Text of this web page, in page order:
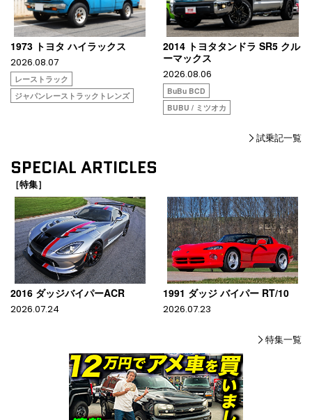
1973 トヨタ ハイラックス
2026.08.07
レーストラック
ジャパンレーストラックトレンズ
2014 トヨタタンドラ SR5 クル
ーマックス
2026.08.06
BuBu BCD
BUBU / ミツオカ
試乗記一覧
SPECIAL ARTICLES
［特集］
2016 ダッジバイパーACR
2026.07.24
1991 ダッジ バイパー RT/10
2026.07.23
特集一覧